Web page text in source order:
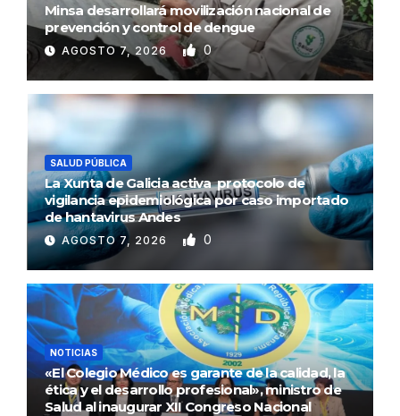
Minsa desarrollará movilización nacional de
prevención y control de dengue
AGOSTO 7, 2026 0
SALUD PÚBLICA
La Xunta de Galicia activa protocolo de
vigilancia epidemiológica por caso importado
de hantavirus Andes
AGOSTO 7, 2026 0
NOTICIAS
«El Colegio Médico es garante de la calidad, la
ética y el desarrollo profesional», ministro de
Salud al inaugurar XII Congreso Nacional